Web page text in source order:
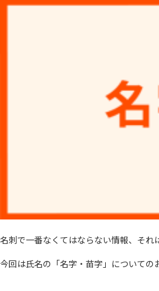
名刺で一番なくてはならない情報、それ
今回は氏名の「名字・苗字」についての